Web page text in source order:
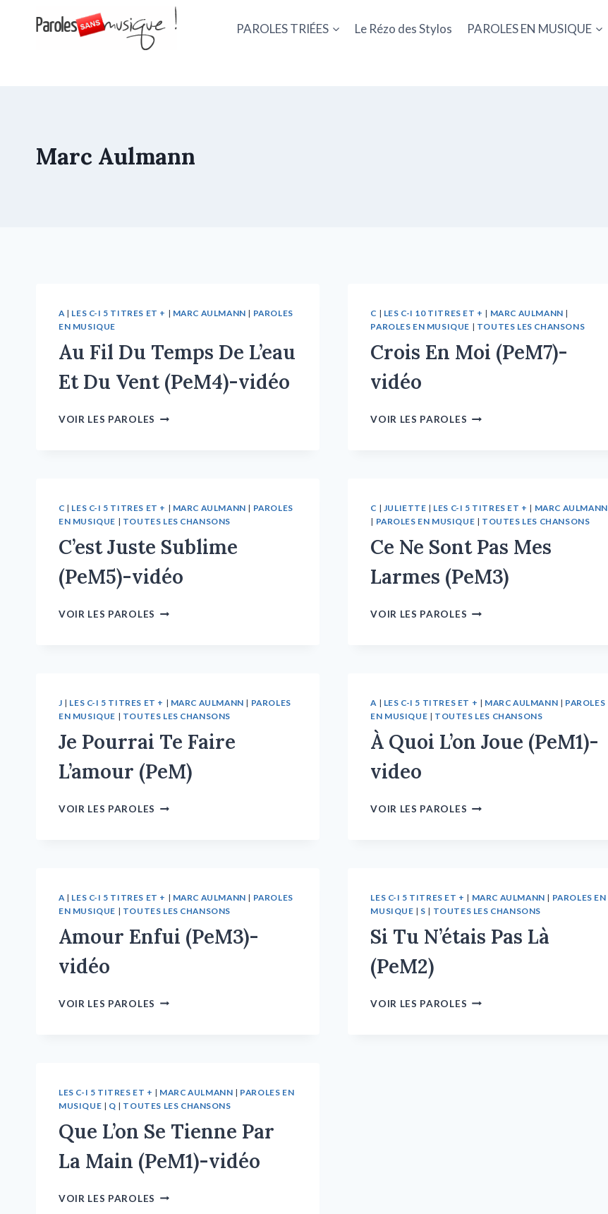
PAROLES TRIÉES Le Rézo des Stylos PAROLES EN MUSIQUE
Marc Aulmann
A| LES C-I 5 TITRES ET + | MARC AULMANN | PAROLES
EN MUSIQUE
Au Fil Du Temps De L’eau
Et Du Vent (PeM4)-vidéo
VOIR LES PAROLES
C | LES C-I 10 TITRES ET + | MARC AULMANN |
PAROLES EN MUSIQUE | TOUTES LES CHANSONS
Crois En Moi (PeM7)-
vidéo
VOIR LES PAROLES
C | LES C-I 5 TITRES ET + | MARC AULMANN | PAROLES
EN MUSIQUE | TOUTES LES CHANSONS
C’est Juste Sublime
(PeM5)-vidéo
VOIR LES PAROLES
C | JULIETTE | LES C-I 5 TITRES ET + | MARC AULMANN
| PAROLES EN MUSIQUE | TOUTES LES CHANSONS
Ce Ne Sont Pas Mes
Larmes (PeM3)
VOIR LES PAROLES
J | LES C-I 5 TITRES ET + | MARC AULMANN | PAROLES
EN MUSIQUE | TOUTES LES CHANSONS
Je Pourrai Te Faire
L’amour (PeM)
VOIR LES PAROLES
A | LES C-I 5 TITRES ET + | MARC AULMANN | PAROLES
EN MUSIQUE | TOUTES LES CHANSONS
À Quoi L’on Joue (PeM1)-
video
VOIR LES PAROLES
A | LES C-I 5 TITRES ET + | MARC AULMANN | PAROLES
EN MUSIQUE | TOUTES LES CHANSONS
Amour Enfui (PeM3)-
vidéo
VOIR LES PAROLES
LES C-I 5 TITRES ET + | MARC AULMANN | PAROLES EN
MUSIQUE | S | TOUTES LES CHANSONS
Si Tu N’étais Pas Là
(PeM2)
VOIR LES PAROLES
LES C-I 5 TITRES ET + | MARC AULMANN | PAROLES EN
MUSIQUE | Q | TOUTES LES CHANSONS
Que L’on Se Tienne Par
La Main (PeM1)-vidéo
VOIR LES PAROLES